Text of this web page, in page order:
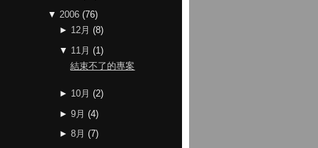
▼ 2006 (76)
► 12月 (8)
▼ 11月 (1)
結束不了的專案
► 10月 (2)
► 9月 (4)
► 8月 (7)